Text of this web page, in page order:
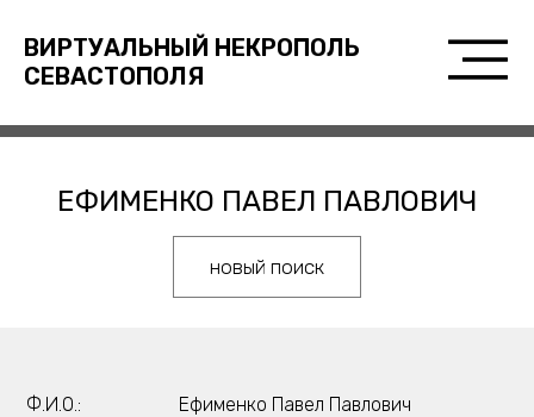
ВИРТУАЛЬНЫЙ НЕКРОПОЛЬ
СЕВАСТОПОЛЯ
ЕФИМЕНКО ПАВЕЛ ПАВЛОВИЧ
новый поиск
Ф.И.О.: Ефименко Павел Павлович